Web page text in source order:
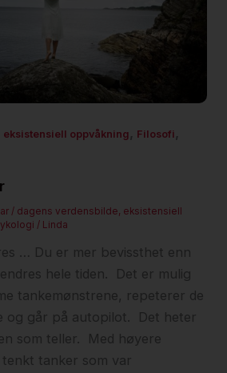
eksistensiell oppvåkning , Filosofi ,
/ dagens verdensbilde, eksistensiell
/ Linda
… Du er mer bevissthet enn
hele tiden. Det er mulig
tankemønstrene, repeterer de
og går på autopilot. Det heter
som teller. Med høyere
tanker som var